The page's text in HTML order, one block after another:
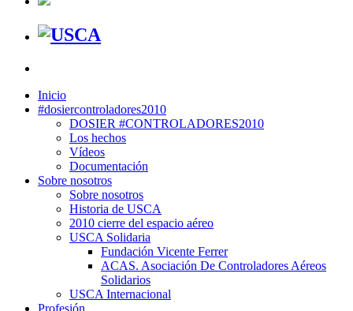
Inicio
#dosiercontroladores2010
DOSIER #CONTROLADORES2010
Los hechos
Vídeos
Documentación
Sobre nosotros
Sobre nosotros
Historia de USCA
2010 cierre del espacio aéreo
USCA Solidaria
Fundación Vicente Ferrer
ACAS. Asociación De Controladores Aéreos
Solidarios
USCA Internacional
Profesión